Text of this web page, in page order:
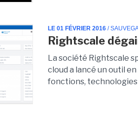
LE 01 FÉVRIER 2016 /
Rightscale
La société Rightscale
cloud a lancé un outil
fonctions,